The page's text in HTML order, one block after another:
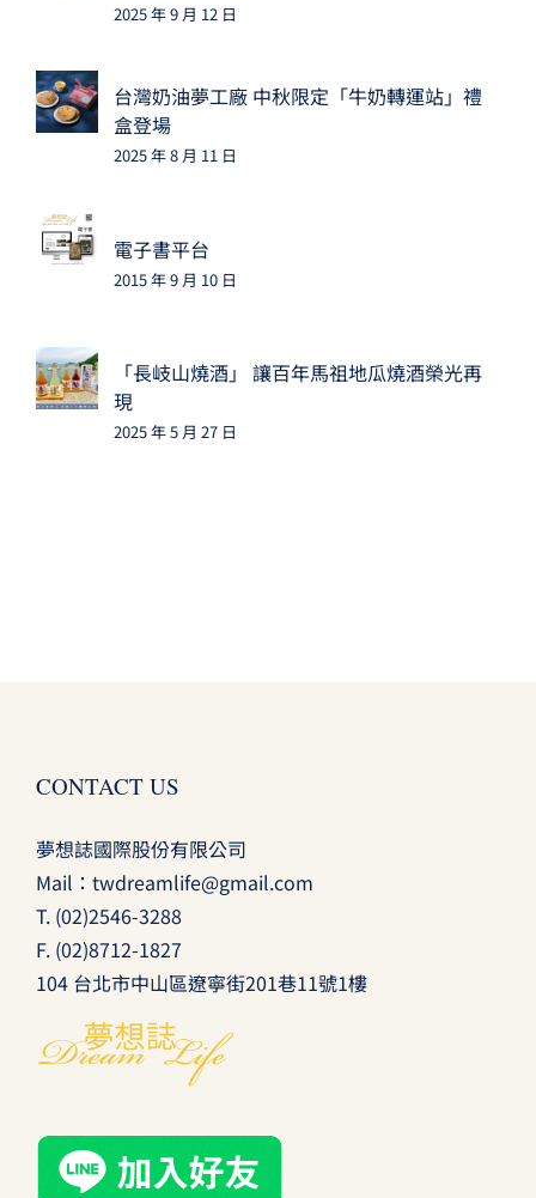
2025 年 9 月 12 日
台灣奶油夢工廠 中秋限定「牛奶轉運站」禮
盒登場
2025 年 8 月 11 日
電子書平台
2015 年 9 月 10 日
「長岐山燒酒」 讓百年馬祖地瓜燒酒榮光再
現
2025 年 5 月 27 日
CONTACT US
夢想誌國際股份有限公司
Mail： twdreamlife@gmail.com
T. (02)2546-3288
F. (02)8712-1827
104 台北市中山區遼寧街201巷11號1樓